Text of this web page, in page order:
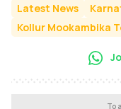
Latest News
Kollur Mookambika
To